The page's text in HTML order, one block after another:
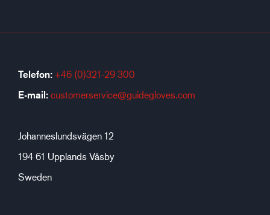
Telefon: +46 (0)321-29 300
E-mail: customerservice@guidegloves.com
Johanneslundsvägen 12
194 61 Upplands Väsby
Sweden